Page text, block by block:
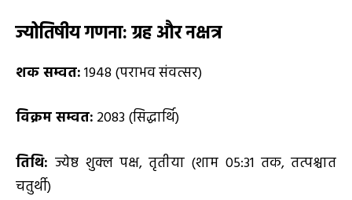
ज्योतिषीय गणना: ग्रह और नक्षत्र
शक सम्वत:1948 (पराभव संवत्सर)
विक्रम सम्वत: 2083 (सिद्धार्थि)
तिथि:ज्येष्ठ शुक्ल पक्ष, तृतीया (शाम 05:31 तक, तत्पश्चात
चतुर्थी)